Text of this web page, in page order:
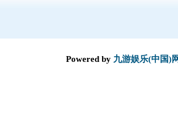
Powered by 九游娱乐(中国)